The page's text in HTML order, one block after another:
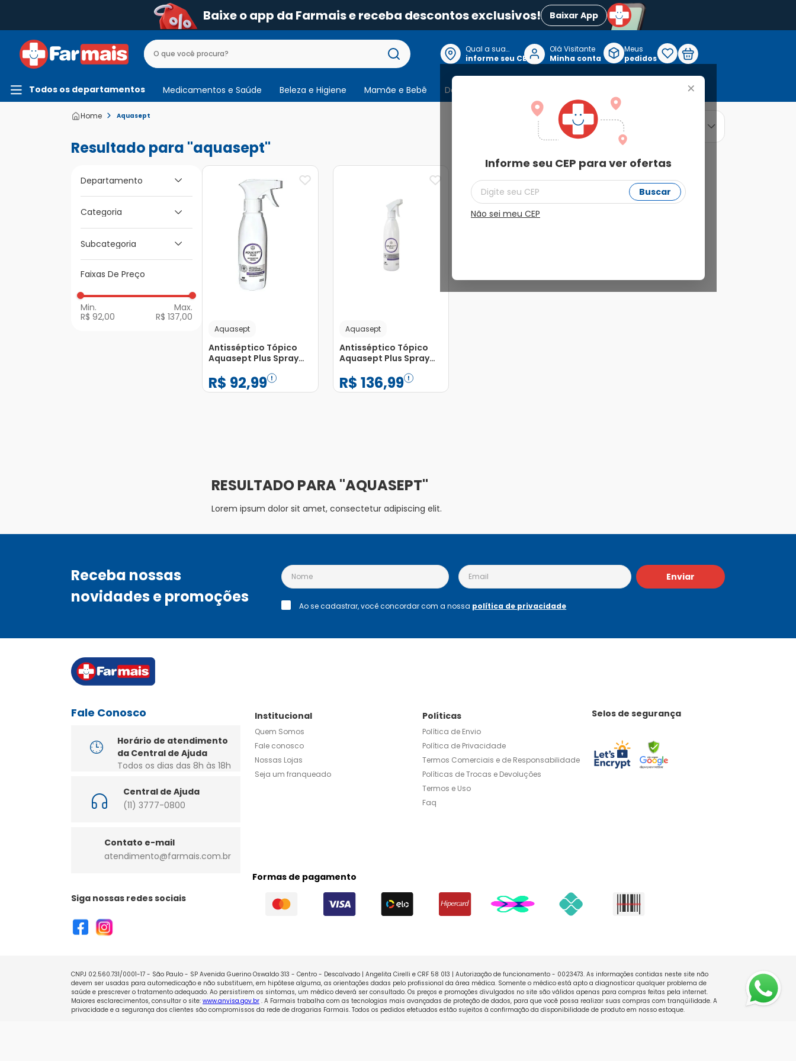
Baixe o app da Farmais e receba descontos exclusivos! Baixar App
Qual a sua
localização?
informe seu CEP
+
Informe seu CEP para ver ofertas
Buscar
Não sei meu CEP
Olá Visitante
Minha conta
Meus
pedidos
Todos os departamentos Medicamentos e Saúde Beleza e Higiene Mamãe e Bebê Dermocosmeticos
Aquasept
aquasept
Departamento
Medicamentos e
Saúde
Categoria
Primeiros Socorros
Subcategoria
Antissépticos, Soros
e Loções Oleosas
Faixas De Preço
R$ 92,00 R$ 137,00
ordenar por
Aquasept
Antisséptico Tópico
Aquasept Plus Spray
R$ 92,99
Aquasept
Antisséptico Tópico
Aquasept Plus Spray
R$ 136,99
AQUASEPT
Lorem ipsum dolor sit amet, consectetur adipiscing elit.
Receba nossas
novidades e promoções
Enviar
Ao se cadastrar, você concordar com a nossa política de privacidade
Fale Conosco
Horário de atendimento
da Central de Ajuda
Todos os dias das 8h às 18h
Central de Ajuda
(11) 3777-0800
Contato e-mail
atendimento@farmais.com.br
Siga nossas redes sociais
Institucional
Quem Somos
Fale conosco
Nossas Lojas
Seja um franqueado
Políticas
Política de Envio
Política de Privacidade
Termos Comerciais e de Responsabilidade
Políticas de Trocas e Devoluções
Termos e Uso
Faq
Selos de segurança
Formas de pagamento
CNPJ 02.560.731/0001-17 - São Paulo - SP Avenida Guerino Oswaldo 313 - Centro - Descalvado | Angelita Cirelli e CRF 58 013 | Autorização de funcionamento - 0023473. As informações contidas neste site não
devem ser usadas para automedicação e não substituem, em hipótese alguma, as orientações dadas pelo profissional da área médica. Somente o médico está apto a diagnosticar qualquer problema de
saúde e prescrever o tratamento adequado. Ao persistirem os sintomas, um médico deverá ser consultado. Os preços e promoções divulgados no site são válidos apenas para compras feitas pela internet.
Maiores esclarecimentos, consultar o site: www.anvisa.gov.br . A Farmais trabalha com as tecnologias mais avançadas de proteção de dados, para que você possa realizar suas compras com tranqüilidade. A
privacidade e a segurança dos clientes são compromissos da rede de drogarias Farmais. Todos os pedidos efetuados estão sujeitos à confirmação da disponibilidade de produto em nosso estoque.